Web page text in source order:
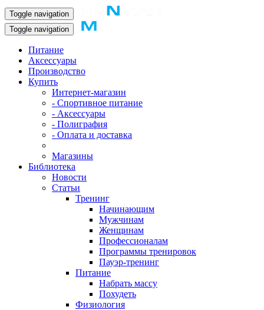
Toggle navigation
Toggle navigation
Питание
Аксессуары
Производство
Купить
Интернет-магазин
- Спортивное питание
- Аксессуары
- Полиграфия
- Оплата и доставка
Магазины
Библиотека
Новости
Статьи
Тренинг
Начинающим
Мужчинам
Женщинам
Профессионалам
Программы тренировок
Пауэр-тренинг
Питание
Набрать массу
Похудеть
Физиология